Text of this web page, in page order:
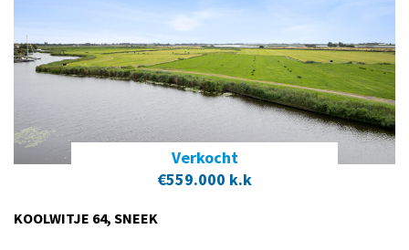
Verkocht
€559.000 k.k
KOOLWITJE 64, SNEEK